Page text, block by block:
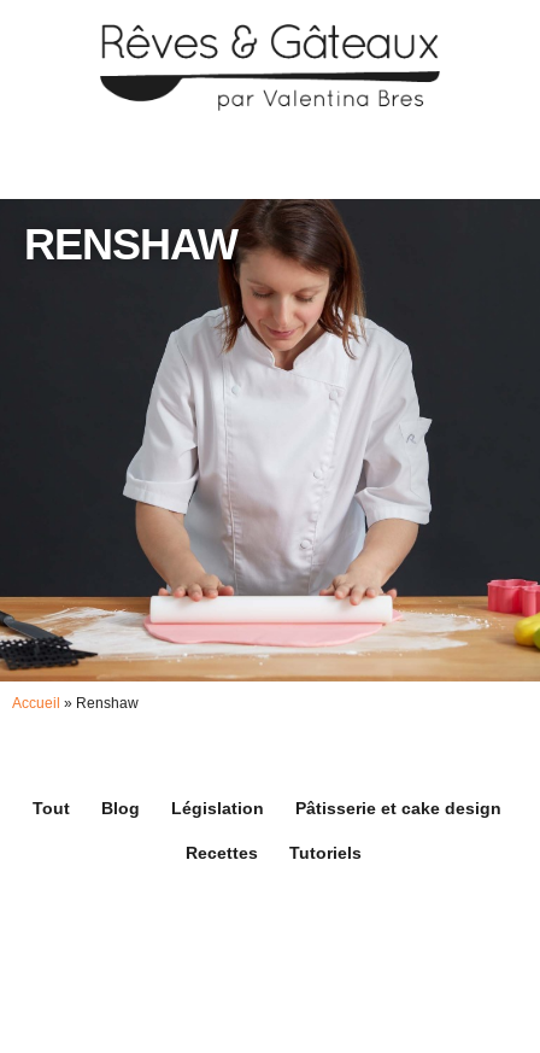
RENSHAW
Accueil » Renshaw
Tout Blog Législation Pâtisserie et cake design
Recettes Tutoriels